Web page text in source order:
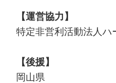
【運営協力】
特定非営利活動法人ハ
【後援】
岡山県